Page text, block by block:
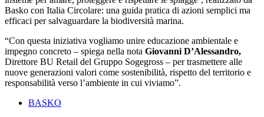
Basko con Italia Circolare: una guida pratica di azioni semplici ma
efficaci per salvaguardare la biodiversità marina.
“Con questa iniziativa vogliamo unire educazione ambientale e
impegno concreto – spiega nella nota Giovanni D’Alessandro,
Direttore BU Retail del Gruppo Sogegross – per trasmettere alle
nuove generazioni valori come sostenibilità, rispetto del territorio e
responsabilità verso l’ambiente in cui viviamo”.
BASKO